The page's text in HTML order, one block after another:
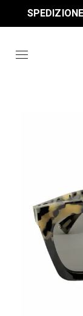
the